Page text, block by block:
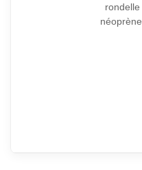
rondelle
néoprène.